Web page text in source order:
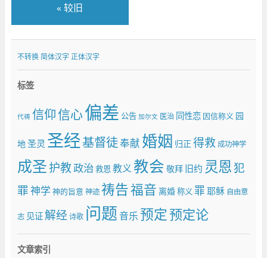
« 较旧
不转换 简体汉字 正体汉字
标签
代祷 信仰信心偏差 公告 加尔文 医治 同性恋 因信称义 园
地 圣灵 圣经基督徒奉献 婚姻 归正 得救 成功神学
成圣护教政治救恩 教义 教会 敬拜 旧约 灵恩犯
罪神学 神的旨意 神迹 祷告福音 离婚称义 罪 耶稣 自由意
志 见证解经 诗歌 问题音乐预定预定论
文章索引